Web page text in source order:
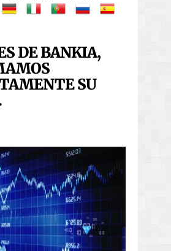
DE BANKIA,
SU